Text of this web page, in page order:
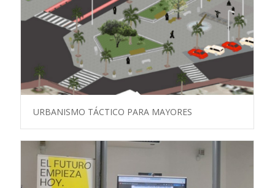
URBANISMO TÁCTICO PARA MAYORES